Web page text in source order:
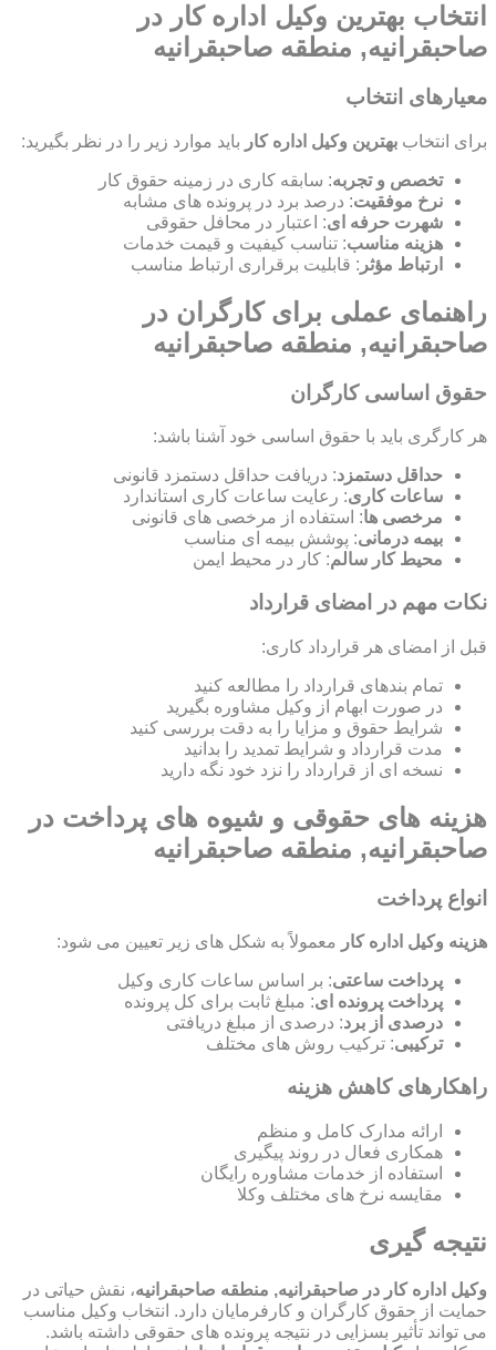
انتخاب بهترین وکیل اداره کار در
صاحبقرانیه, منطقه صاحبقرانیه
معیارهای انتخاب
برای انتخاب بهترین وکیل اداره کار باید موارد زیر را در نظر بگیرید:
تخصص و تجربه: سابقه کاری در زمینه حقوق کار
نرخ موفقیت: درصد برد در پرونده های مشابه
شهرت حرفه ای: اعتبار در محافل حقوقی
هزینه مناسب: تناسب کیفیت و قیمت خدمات
ارتباط مؤثر : قابلیت برقراری ارتباط مناسب
راهنمای عملی برای کارگران در
صاحبقرانیه, منطقه صاحبقرانیه
حقوق اساسی کارگران
هر کارگری باید با حقوق اساسی خود آشنا باشد:
حداقل دستمزد: دریافت حداقل دستمزد قانونی
ساعات کاری: رعایت ساعات کاری استاندارد
مرخصی ها: استفاده از مرخصی های قانونی
بیمه درمانی: پوشش بیمه ای مناسب
محیط کار سالم: کار در محیط ایمن
نکات مهم در امضای قرارداد
قبل از امضای هر قرارداد کاری:
تمام بندهای قرارداد را مطالعه کنید
در صورت ابهام از وکیل مشاوره بگیرید
شرایط حقوق و مزایا را به دقت بررسی کنید
مدت قرارداد و شرایط تمدید را بدانید
نسخه ای از قرارداد را نزد خود نگه دارید
هزینه های حقوقی و شیوه های پرداخت در
صاحبقرانیه, منطقه صاحبقرانیه
انواع پرداخت
هزینه وکیل اداره کار معمولاً به شکل های زیر تعیین می شود:
پرداخت ساعتی: بر اساس ساعات کاری وکیل
پرداخت پرونده ای: مبلغ ثابت برای کل پرونده
درصدی از برد: درصدی از مبلغ دریافتی
ترکیبی: ترکیب روش های مختلف
راهکارهای کاهش هزینه
ارائه مدارک کامل و منظم
همکاری فعال در روند پیگیری
استفاده از خدمات مشاوره رایگان
مقایسه نرخ های مختلف وکلا
نتیجه گیری
وکیل اداره کار در صاحبقرانیه, منطقه صاحبقرانیه، نقش حیاتی در
حمایت از حقوق کارگران و کارفرمایان دارد. انتخاب وکیل مناسب
می تواند تأثیر بسزایی در نتیجه پرونده های حقوقی داشته باشد.